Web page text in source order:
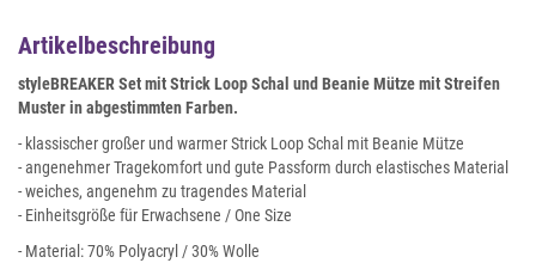
Artikelbeschreibung
styleBREAKER Set mit Strick Loop Schal und Beanie Mütze mit Streifen
Muster in abgestimmten Farben.
- klassischer großer und warmer Strick Loop Schal mit Beanie Mütze
- angenehmer Tragekomfort und gute Passform durch elastisches Material
- weiches, angenehm zu tragendes Material
- Einheitsgröße für Erwachsene / One Size
- Material: 70% Polyacryl / 30% Wolle